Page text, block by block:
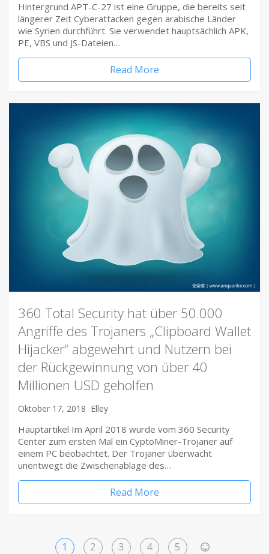
Hintergrund APT-C-27 ist eine Gruppe, die bereits seit
längerer Zeit Cyberattacken gegen arabische Länder
wie Syrien durchführt. Sie verwendet hauptsächlich APK,
PE, VBS und JS-Dateien…
Read More
360 Total Security hat über 50.000
Angriffe des Trojaners „Clipboard Wallet
Hijacker“ abgewehrt und Nutzern bei
der Rückgewinnung von über 40
Millionen USD geholfen
Oktober 17, 2018 Elley
Hauptartikel Im April 2018 wurde vom 360 ​Security
Center zum ersten Mal ein CyptoMiner-Trojaner auf
einem PC beobachtet. Der Trojaner überwacht
unentwegt die Zwischenablage des…
Read More
1 2 3 4 5